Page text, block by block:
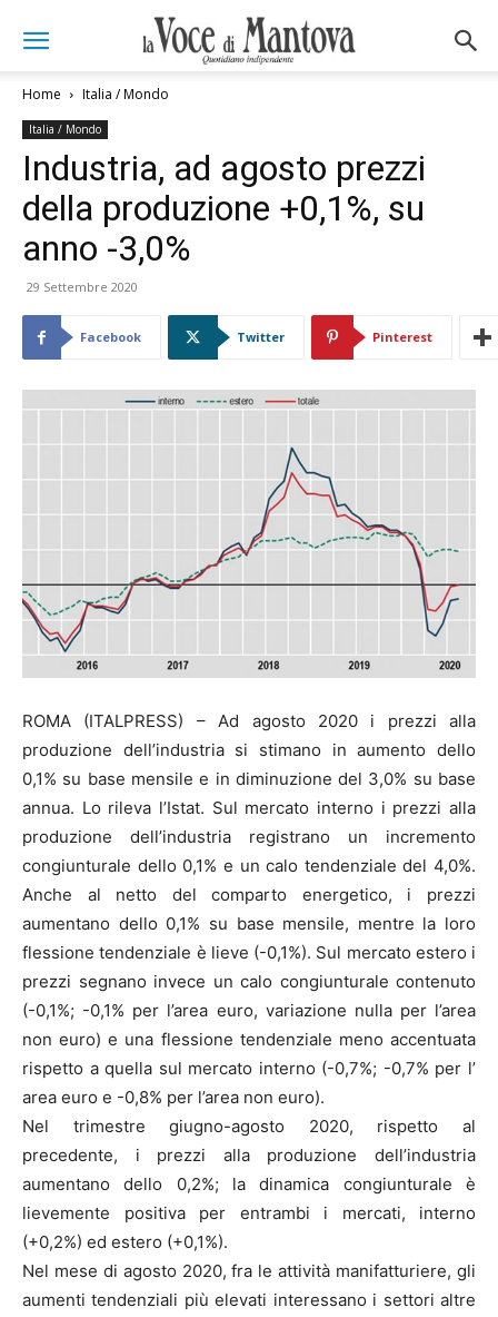
Home Italia / Mondo
Italia / Mondo
Industria, ad agosto prezzi
della produzione +0,1%, su
anno -3,0%
29 Settembre 2020
Facebook Twitter Pinterest
ROMA (ITALPRESS) – Ad agosto 2020 i prezzi alla
produzione dell’industria si stimano in aumento dello
0,1% su base mensile e in diminuzione del 3,0% su base
annua. Lo rileva l’Istat. Sul mercato interno i prezzi alla
produzione dell’industria registrano un incremento
congiunturale dello 0,1% e un calo tendenziale del 4,0%.
Anche al netto del comparto energetico, i prezzi
aumentano dello 0,1% su base mensile, mentre la loro
flessione tendenziale è lieve (-0,1%). Sul mercato estero i
prezzi segnano invece un calo congiunturale contenuto
(-0,1%; -0,1% per l’area euro, variazione nulla per l’area
non euro) e una flessione tendenziale meno accentuata
rispetto a quella sul mercato interno (-0,7%; -0,7% per l’
area euro e -0,8% per l’area non euro).
Nel trimestre giugno-agosto 2020, rispetto al
precedente, i prezzi alla produzione dell’industria
aumentano dello 0,2%; la dinamica congiunturale è
lievemente positiva per entrambi i mercati, interno
(+0,2%) ed estero (+0,1%).
Nel mese di agosto 2020, fra le attività manifatturiere, gli
aumenti tendenziali più elevati interessano i settori altre